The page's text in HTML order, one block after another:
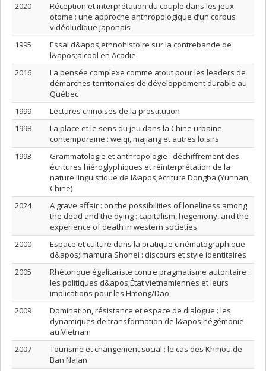
2020
Réception et interprétation du couple dans les jeux
otome : une approche anthropologique d’un corpus
vidéoludique japonais
1995
Essai d&apos;ethnohistoire sur la contrebande de
l&apos;alcool en Acadie
2016
La pensée complexe comme atout pour les leaders de
démarches territoriales de développement durable au
Québec
1999
Lectures chinoises de la prostitution
1998
La place et le sens du jeu dans la Chine urbaine
contemporaine : weiqi, majiang et autres loisirs
1993
Grammatologie et anthropologie : déchiffrement des
écritures hiéroglyphiques et réinterprétation de la
nature linguistique de l&apos;écriture Dongba (Yunnan,
Chine)
2024
A grave affair : on the possibilities of loneliness among
the dead and the dying : capitalism, hegemony, and the
experience of death in western societies
2000
Espace et culture dans la pratique cinématographique
d&apos;Imamura Shohei : discours et style identitaires
2005
Rhétorique égalitariste contre pragmatisme autoritaire :
les politiques d&apos;État vietnamiennes et leurs
implications pour les Hmong/Dao
2009
Domination, résistance et espace de dialogue : les
dynamiques de transformation de l&apos;hégémonie
au Vietnam
2007
Tourisme et changement social : le cas des Khmou de
Ban Nalan